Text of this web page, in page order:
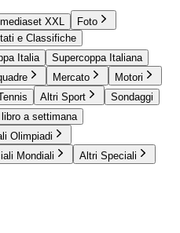
XXL
Foto
e Classifiche
Italia
Supercoppa Italiana
Mercato
Motori
Altri Sport
Sondaggi
libro a settimana
Olimpiadi
Mondiali Altri Speciali